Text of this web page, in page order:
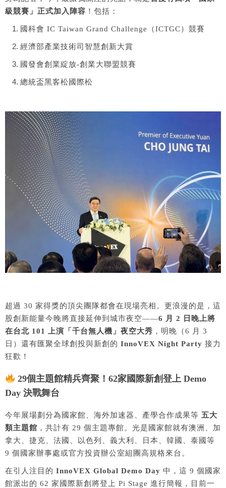
級競賽」正式加入陣容 ！包括：
國科會 IC Taiwan Grand Challenge（ICTGC）競賽
經濟部產業技術司智慧創新大賞
國發會創業綻放-創業大聯盟競賽
總統盃黑客松國際松
超過 30 家得獎的頂尖團隊都會在現場亮相。更浪漫的是，這
股創新能量今晚將直接延伸到城市夜空——6 月 2 日晚上將
在台北 101 上演「千台無人機」夜空大秀 ，明晚（6 月 3
日）還有匯聚全球創投與新創的 InnoVEX Night Party 接力
狂歡！
29個主題館精兵齊聚！62家國際新創登上 Demo
Day 決戰舞台
今年展場劃分為國家館、海外加速器、產學合作成果等 五大
類主題館 ，共計有 29 個主題專館。光是國家館就有澳洲、加
拿大、捷克、法國、以色列、義大利、日本、韓國、泰國等
9 個國家辦事處或官方投資辦公室組團高規格來台。
在引人注目的 InnoVEX Global Demo Day 中，這 9 個國家
館派出的 62 家國際新創將登上 Pi Stage 進行簡報，目前一